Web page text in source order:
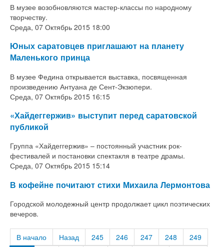
В музее возобновляются мастер-классы по народному
творчеству.
Среда, 07 Октябрь 2015 18:00
Юных саратовцев приглашают на планету
Маленького принца
В музее Федина открывается выставка, посвященная
произведению Антуана де Сент-Экзюпери.
Среда, 07 Октябрь 2015 16:15
«Хайдеггержив» выступит перед саратовской
публикой
Группа «Хайдеггержив» – постоянный участник рок-
фестивалей и постановки спектакля в театре драмы.
Среда, 07 Октябрь 2015 15:14
В кофейне почитают стихи Михаила Лермонтова
Городской молодежный центр продолжает цикл поэтических
вечеров.
В начало Назад 245 246 247 248
249